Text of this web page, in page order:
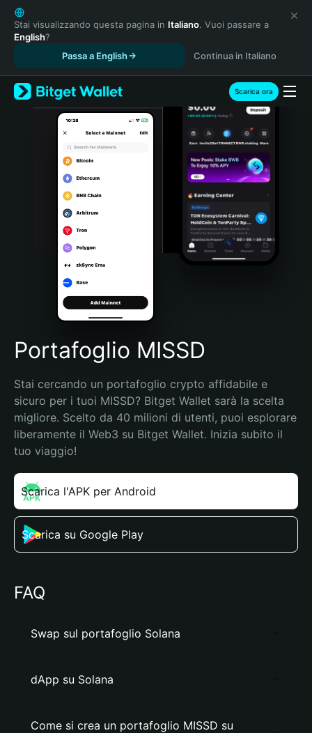
English
日本語
Tiếng Việt
Español (Latinoamérica)
Türkçe
Italiano
Português (Portugal)
Bahasa Indonesia
Português (Brasil)
Español (Argentina)
Stai visualizzando questa pagina in Italiano. Vuoi passare a
English?
Passa a English
Continua in Italiano
Scarica ora
Portafoglio MISSD
Stai cercando un portafoglio crypto affidabile e
sicuro per i tuoi MISSD? Bitget Wallet sarà la scelta
migliore. Scelto da 40 milioni di utenti, puoi esplorare
liberamente il Web3 su Bitget Wallet. Inizia subito il
tuo viaggio!
Scarica l'APK per Android
Scarica su Google Play
FAQ
Swap sul portafoglio Solana
dApp su Solana
Come si crea un portafoglio MISSD su